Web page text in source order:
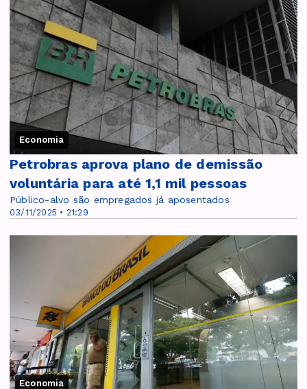
Economia
03/11/2025 • 21:29
Petrobras aprova plano de demissão
voluntária para até 1,1 mil pessoas
Público-alvo são empregados já aposentados
Economia